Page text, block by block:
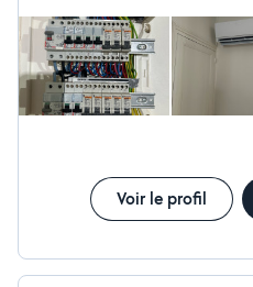
Voir le profil